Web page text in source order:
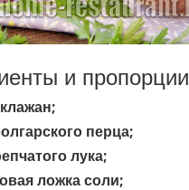
и пропорции
перца;
лука;
ложка соли;